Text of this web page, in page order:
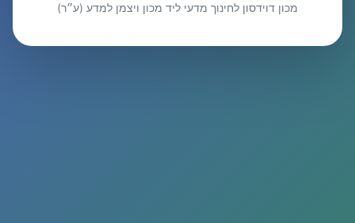
מכון דוידסון לחינוך מדעי ליד מכון ויצמן למדע (ע״ר)